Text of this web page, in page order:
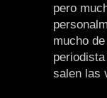
pero
mucho
salen las